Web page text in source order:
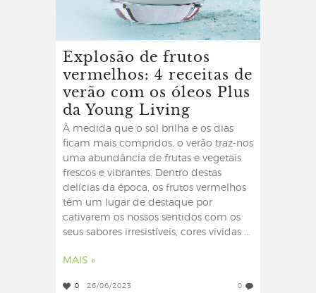
Explosão de frutos
vermelhos: 4 receitas de
verão com os óleos Plus
da Young Living
À medida que o sol brilha e os dias
ficam mais compridos, o verão traz-nos
uma abundância de frutas e vegetais
frescos e vibrantes. Dentro destas
delícias da época, os frutos vermelhos
têm um lugar de destaque por
cativarem os nossos sentidos com os
seus sabores irresistíveis, cores vividas ...
MAIS »
0 26/06/2023 0